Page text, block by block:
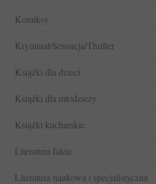
Komiksy
Kryminał/Sensacja/Thriller
Książki dla dzieci
Książki dla młodzieży
Książki kucharskie
Literatura faktu
Literatura naukowa i specjalistyczna